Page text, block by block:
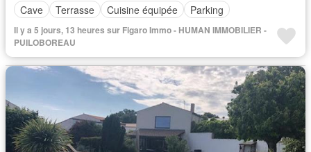
Cave
Terrasse Cuisine équipée Parking
Il y a 5 jours, 13 heures sur Figaro Immo - HUMAN IMMOBILIER -
PUILOBOREAU